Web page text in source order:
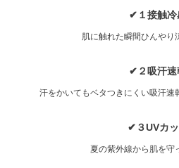
✔１接触冷
肌に触れた瞬間ひんやり
✔２吸汗速
汗をかいてもベタつきにくい吸汗速
✔３UVカ
夏の紫外線から肌を守